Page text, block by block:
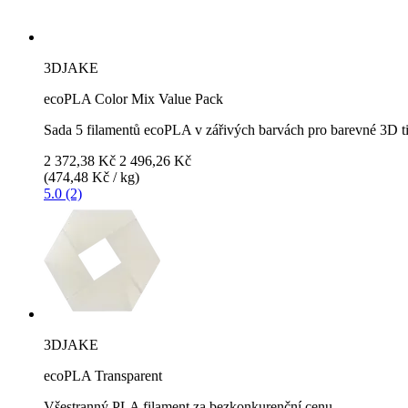
3DJAKE
ecoPLA Color Mix Value Pack
Sada 5 filamentů ecoPLA v zářivých barvách pro barevné 3D
2 372,38 Kč 2 496,26 Kč
(474,48 Kč / kg)
5.0 (2)
3DJAKE
ecoPLA Transparent